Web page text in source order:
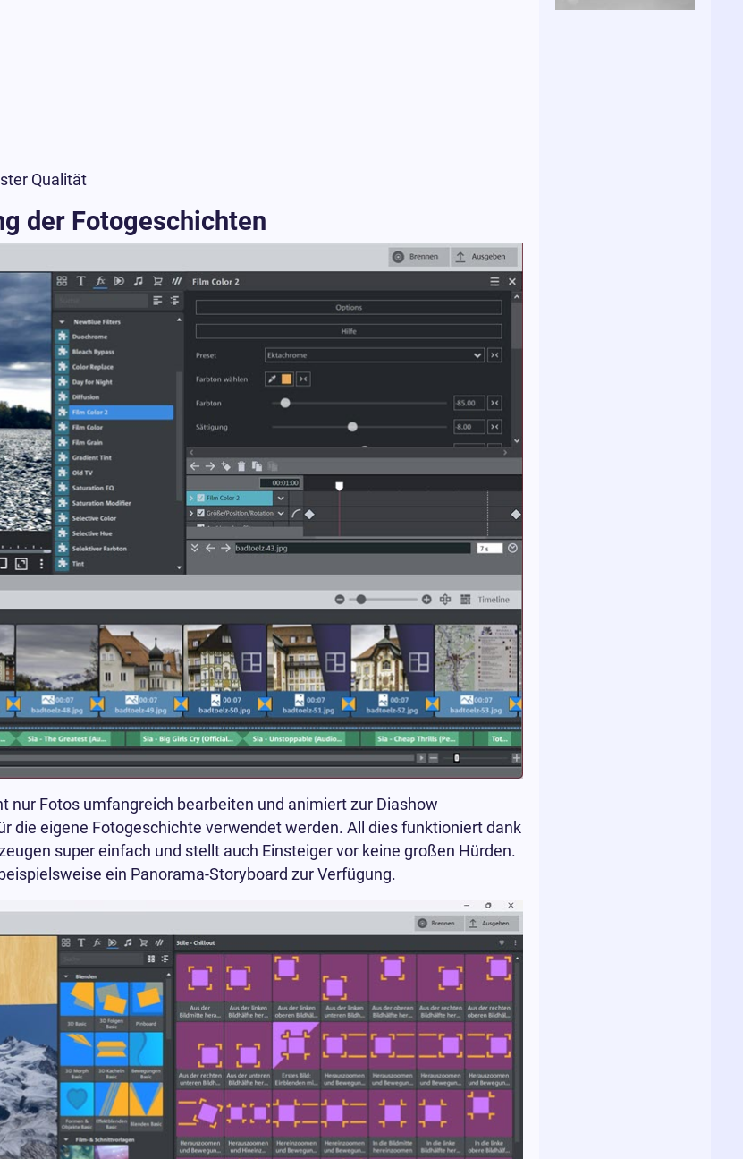
Qualität
der Fotogeschichten
nur Fotos umfangreich bearbeiten und animiert zur Diashow
die eigene Fotogeschichte verwendet werden. All dies funktioniert dank
super einfach und stellt auch Einsteiger vor keine großen Hürden.
ein Panorama-Storyboard zur Verfügung.